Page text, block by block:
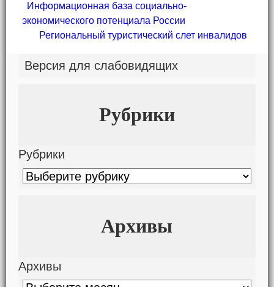
Информационная база социально-
экономического потенциала России
Региональный туристический слет инвалидов
Версия для слабовидящих
Рубрики
Рубрики
Архивы
Архивы